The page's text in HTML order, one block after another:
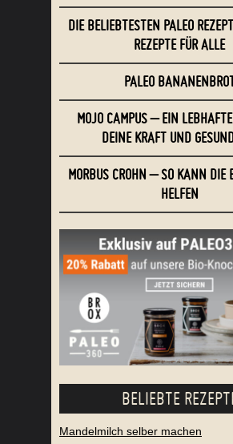
DIE BELIEBTESTEN PALEO
REZEPTE FÜR ALLE
PALEO
MOJO CAMPUS – EIN
DEINE KRAFT UND
MORBUS CROHN – SO KANN DIE
HELFEN
BELIEBTE
Mandelmilch selber machen